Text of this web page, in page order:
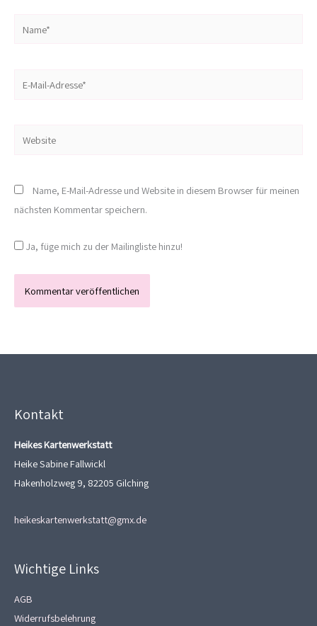
Website
Name, E-Mail-Adresse und Website in diesem Browser für meinen
nächsten Kommentar speichern.
Ja, füge mich zu der Mailingliste hinzu!
Kontakt
Heikes Kartenwerkstatt
Heike Sabine Fallwickl
Hakenholzweg 9, 82205 Gilching
heikeskartenwerkstatt@gmx.de
Wichtige Links
AGB
Widerrufsbelehrung